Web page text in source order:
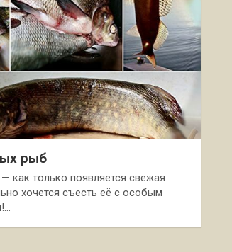
рыб
как только появляется свежая
хочется съесть её с особым